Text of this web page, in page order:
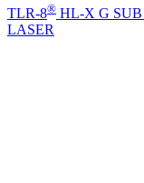
TLR-8® HL-X G
LASER